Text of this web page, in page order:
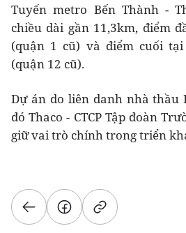
Tuyến metro Bến Thành -
chiều dài gần 11,3km, điểm
(quận 1 cũ) và điểm cuối
(quận 12 cũ).
Dự án do liên danh nhà thầu
đó Thaco - CTCP Tập đoàn
giữ vai trò chính trong triển